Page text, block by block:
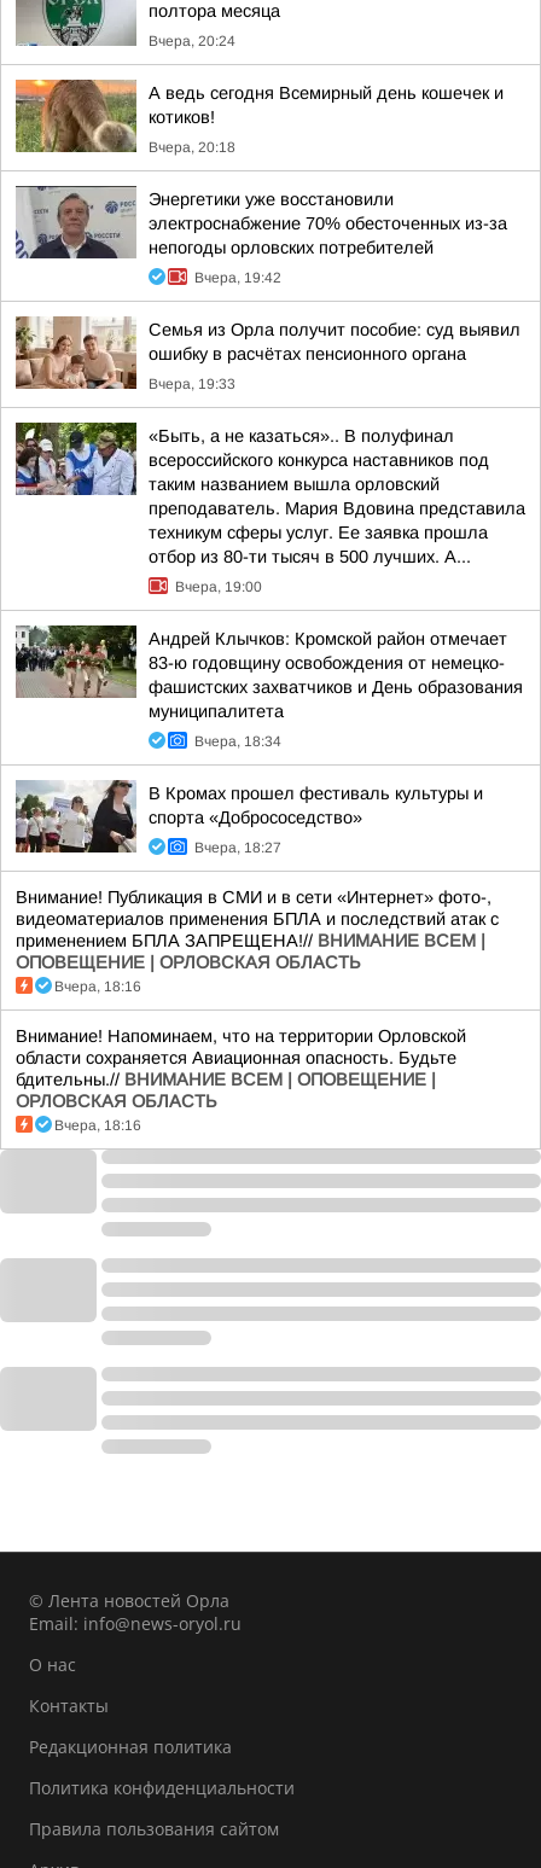
полтора месяца
Вчера, 20:24
А ведь сегодня Всемирный день кошечек и
котиков!
Вчера, 20:18
Энергетики уже восстановили
электроснабжение 70% обесточенных из-за
непогоды орловских потребителей
Вчера, 19:42
Семья из Орла получит пособие: суд выявил
ошибку в расчётах пенсионного органа
Вчера, 19:33
«Быть, а не казаться».. В полуфинал
всероссийского конкурса наставников под
таким названием вышла орловский
преподаватель. Мария Вдовина представила
техникум сферы услуг. Ее заявка прошла
отбор из 80-ти тысяч в 500 лучших. А...
Вчера, 19:00
Андрей Клычков: Кромской район отмечает
83-ю годовщину освобождения от немецко-
фашистских захватчиков и День образования
муниципалитета
Вчера, 18:34
В Кромах прошел фестиваль культуры и
спорта «Добрососедство»
Вчера, 18:27
Внимание! Публикация в СМИ и в сети «Интернет» фото-,
видеоматериалов применения БПЛА и последствий атак с
применением БПЛА ЗАПРЕЩЕНА!// ВНИМАНИЕ ВСЕМ |
ОПОВЕЩЕНИЕ | ОРЛОВСКАЯ ОБЛАСТЬ
Вчера, 18:16
Внимание! Напоминаем, что на территории Орловской
области сохраняется Авиационная опасность. Будьте
бдительны.// ВНИМАНИЕ ВСЕМ | ОПОВЕЩЕНИЕ |
ОРЛОВСКАЯ ОБЛАСТЬ
Вчера, 18:16
© Лента новостей Орла
Email: info@news-oryol.ru
О нас
Контакты
Редакционная политика
Политика конфиденциальности
Правила пользования сайтом